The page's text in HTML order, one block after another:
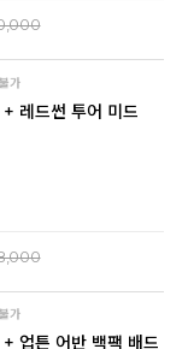
레드썬 투어 미드
업튼 어반 백팩 배드